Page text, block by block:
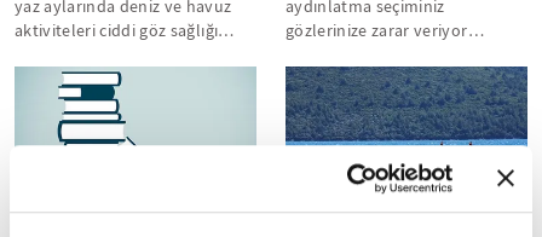
yaz aylarında deniz ve havuz
aktiviteleri ciddi göz sağlığı
aydınlatma seçiminiz
gözlerinize zarar veriyor
Medipol Üniversitesi...